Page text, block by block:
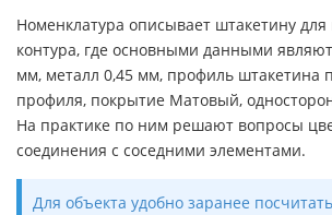
Номенклатура описывает штакетину для
контура, где основными данными
мм, металл 0,45 мм, профиль штакетина
профиля, покрытие Матовый,
На практике по ним решают вопросы
соединения с соседними элементами.
Для объекта удобно заранее